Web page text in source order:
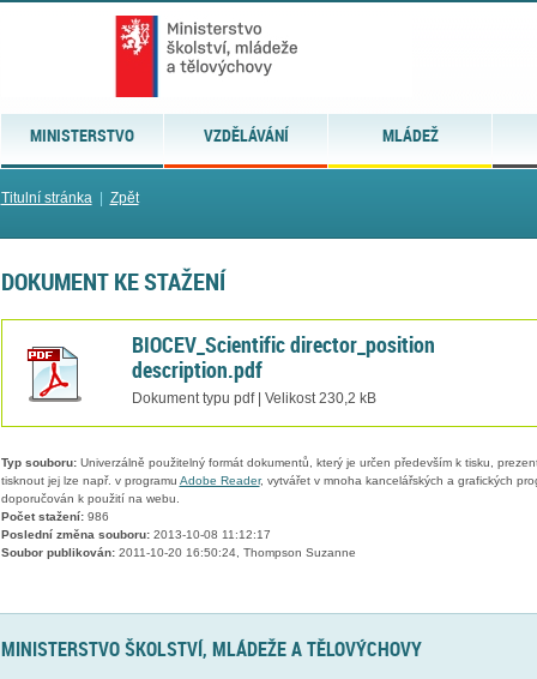
MINISTERSTVO VZDĚLÁVÁNÍ MLÁDEŽ
Titulní stránka| Zpět
DOKUMENT KE STAŽENÍ
BIOCEV_Scientific director_position
description.pdf
Dokument typu pdf | Velikost 230,2 kB
Typ souboru:Univerzálně použitelný formát dokumentů, který je určen především k tisku,
tisknout jej lze např. v programu Adobe Reader, vytvářet v mnoha kancelářských a grafických
doporučován k použití na webu.
Počet stažení:986
Poslední změna souboru:2013-10-08 11:12:17
Soubor publikován:2011-10-20 16:50:24, Thompson Suzanne
MINISTERSTVO ŠKOLSTVÍ, MLÁDEŽE A TĚLOVÝCHOVY